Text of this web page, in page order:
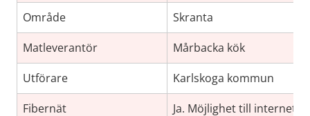
Område
Skranta
Matleverantör
Mårbacka kök
Utförare
Karlskoga kommun
Fibernät
Ja. Möjlighet till internet,